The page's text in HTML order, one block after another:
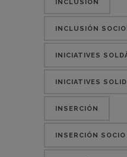
INCLUSIÓN
INCLUSIÓN
INICIATIVES
INICIATIVES
INSERCIÓN
INSERCIÓN